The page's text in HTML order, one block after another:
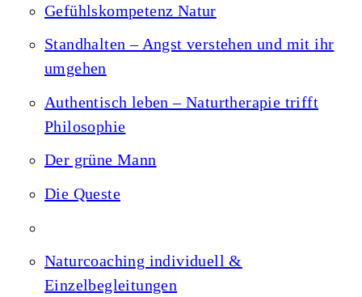
Gefühlskompetenz Natur
Standhalten – Angst verstehen und mit ihr
umgehen
Authentisch leben – Naturtherapie trifft
Philosophie
Der grüne Mann
Die Queste
Naturcoaching individuell &
Einzelbegleitungen